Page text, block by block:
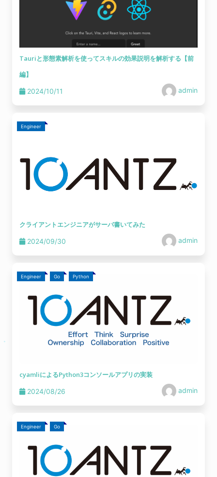
Tauriと形態素解析を使ってスキルの効果説明を解析する【前
編】
2024/10/11 admin
Engineer
クライアントエンジニアがサーバ書いてみた
2024/09/30 admin
Engineer Go Python
cyamliによるPython3コンソールアプリの実装
2024/08/26 admin
Engineer Go